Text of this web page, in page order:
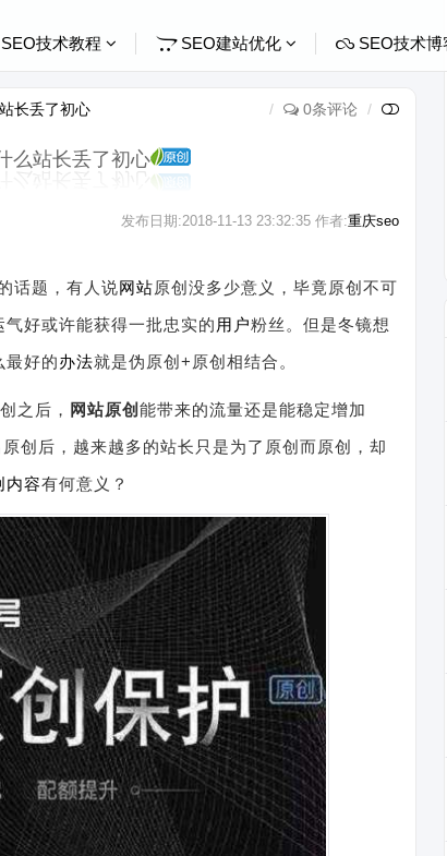
SEO技术教程 SEO建站优化 SEO技术博
长丢了初心 0条评论
么站长丢了初心
发布日期:2018-11-13 23:32:35 作者:重庆seo
话题，有人说网站原创没多少意义，毕竟原创不可
气好或许能获得一批忠实的 用户粉丝。但是冬镜想
最好的办法就是伪原创+原创相结合。
之后， 网站原创 能带来的流量还是能稳定增加
创后，越来越多的站长只是为了原创而原创，却
内容有何意义？